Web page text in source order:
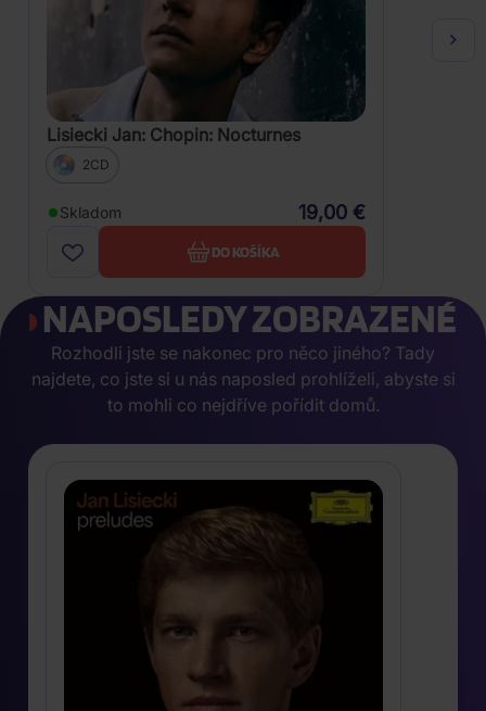
Lisiecki Jan: Chopin: Nocturnes
2CD
Skladom 19,00 €
DO KOŠÍKA
NAPOSLEDY ZOBRAZENÉ
Rozhodli jste se nakonec pro něco jiného? Tady
najdete, co jste si u nás naposled prohlíželi, abyste si
to mohli co nejdříve pořídit domů.